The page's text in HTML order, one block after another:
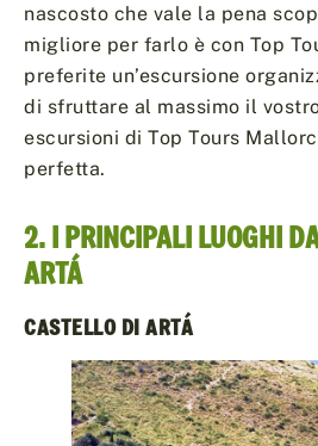
nascosto che vale la pena
migliore per farlo è con Top
preferite un’escursione
di sfruttare al massimo il
escursioni di Top Tours
perfetta.
2. I PRINCIPALI LUOGHI
ARTÁ
CASTELLO DI ARTÁ